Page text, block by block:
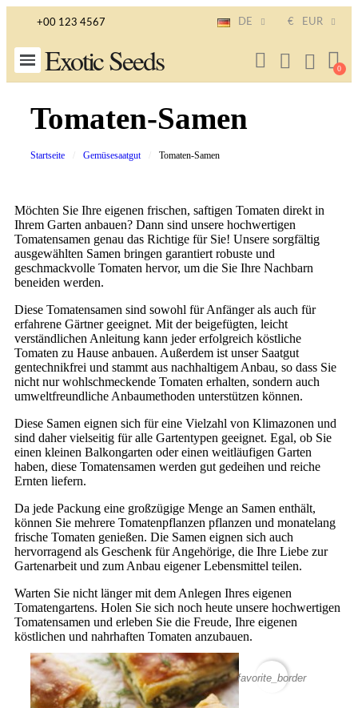
+00 123 4567 DE € EUR
Exotic Seeds
Tomaten-Samen
Startseite Gemüsesaatgut Tomaten-Samen
Möchten Sie Ihre eigenen frischen, saftigen Tomaten direkt in
Ihrem Garten anbauen? Dann sind unsere hochwertigen
Tomatensamen genau das Richtige für Sie! Unsere sorgfältig
ausgewählten Samen bringen garantiert robuste und
geschmackvolle Tomaten hervor, um die Sie Ihre Nachbarn
beneiden werden.
Diese Tomatensamen sind sowohl für Anfänger als auch für
erfahrene Gärtner geeignet. Mit der beigefügten, leicht
verständlichen Anleitung kann jeder erfolgreich köstliche
Tomaten zu Hause anbauen. Außerdem ist unser Saatgut
gentechnikfrei und stammt aus nachhaltigem Anbau, so dass Sie
nicht nur wohlschmeckende Tomaten erhalten, sondern auch
umweltfreundliche Anbaumethoden unterstützen können.
Diese Samen eignen sich für eine Vielzahl von Klimazonen und
sind daher vielseitig für alle Gartentypen geeignet. Egal, ob Sie
einen kleinen Balkongarten oder einen weitläufigen Garten
haben, diese Tomatensamen werden gut gedeihen und reiche
Ernten liefern.
Da jede Packung eine großzügige Menge an Samen enthält,
können Sie mehrere Tomatenpflanzen pflanzen und monatelang
frische Tomaten genießen. Die Samen eignen sich auch
hervorragend als Geschenk für Angehörige, die Ihre Liebe zur
Gartenarbeit und zum Anbau eigener Lebensmittel teilen.
Warten Sie nicht länger mit dem Anlegen Ihres eigenen
Tomatengartens. Holen Sie sich noch heute unsere hochwertigen
Tomatensamen und erleben Sie die Freude, Ihre eigenen
köstlichen und nahrhaften Tomaten anzubauen.
favorite_border